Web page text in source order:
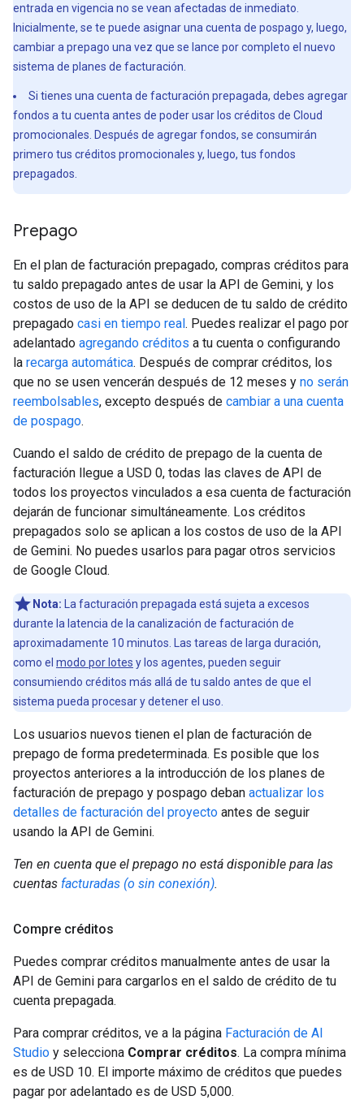
entrada en vigencia no se vean afectadas de inmediato.
Inicialmente, se te puede asignar una cuenta de pospago y, luego,
cambiar a prepago una vez que se lance por completo el nuevo
sistema de planes de facturación.
Si tienes una cuenta de facturación prepagada, debes agregar
fondos a tu cuenta antes de poder usar los créditos de Cloud
promocionales. Después de agregar fondos, se consumirán
primero tus créditos promocionales y, luego, tus fondos
prepagados.
Prepago
En el plan de facturación prepagado, compras créditos para
tu saldo prepagado antes de usar la API de Gemini, y los
costos de uso de la API se deducen de tu saldo de crédito
prepagado casi en tiempo real. Puedes realizar el pago por
adelantado agregando créditos a tu cuenta o configurando
la recarga automática. Después de comprar créditos, los
que no se usen vencerán después de 12 meses y no serán
reembolsables, excepto después de cambiar a una cuenta
de pospago.
Cuando el saldo de crédito de prepago de la cuenta de
facturación llegue a USD 0, todas las claves de API de
todos los proyectos vinculados a esa cuenta de facturación
dejarán de funcionar simultáneamente. Los créditos
prepagados solo se aplican a los costos de uso de la API
de Gemini. No puedes usarlos para pagar otros servicios
de Google Cloud.
Nota: La facturación prepagada está sujeta a excesos
durante la latencia de la canalización de facturación de
aproximadamente 10 minutos. Las tareas de larga duración,
como el modo por lotes y los agentes, pueden seguir
consumiendo créditos más allá de tu saldo antes de que el
sistema pueda procesar y detener el uso.
Los usuarios nuevos tienen el plan de facturación de
prepago de forma predeterminada. Es posible que los
proyectos anteriores a la introducción de los planes de
facturación de prepago y pospago deban actualizar los
detalles de facturación del proyecto antes de seguir
usando la API de Gemini.
Ten en cuenta que el prepago no está disponible para las
cuentas facturadas (o sin conexión).
Compre créditos
Puedes comprar créditos manualmente antes de usar la
API de Gemini para cargarlos en el saldo de crédito de tu
cuenta prepagada.
Para comprar créditos, ve a la página Facturación de AI
Studio y selecciona Comprar créditos. La compra mínima
es de USD 10. El importe máximo de créditos que puedes
pagar por adelantado es de USD 5,000.